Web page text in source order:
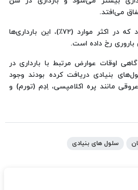
تیم تحقیق خاطرنشان کرد که در اکثر موارد (۷۲٪)، این بارداری‌ها
باروری رخ داده است.
اوقات عوارض مرتبط با بارداری در
بنیادی دریافت کرده بودند وجود
مانند پره اکلامپسی، اِدِم (تورم) و
سلول های بنیادی